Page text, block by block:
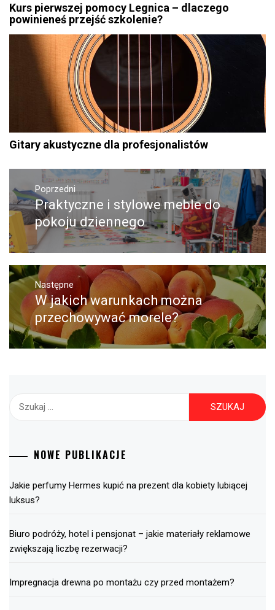
Kurs pierwszej pomocy Legnica – dlaczego
powinieneś przejść szkolenie?
Gitary akustyczne dla profesjonalistów
Nawigacja
wpisu
Poprzedni
Poprzedni
wpis:
Praktyczne i stylowe meble do
pokoju dziennego
Następne
Następny
post:
W jakich warunkach można
przechowywać morele?
Szukaj:
NOWE PUBLIKACJE
Jakie perfumy Hermes kupić na prezent dla kobiety lubiącej
luksus?
Biuro podróży, hotel i pensjonat – jakie materiały reklamowe
zwiększają liczbę rezerwacji?
Impregnacja drewna po montażu czy przed montażem?